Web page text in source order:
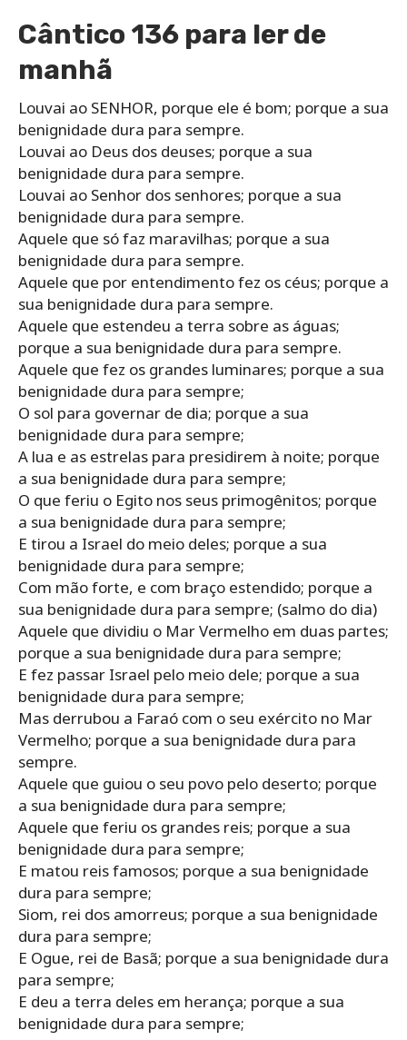
Cântico 136 para ler de
manhã
Louvai ao SENHOR, porque ele é bom; porque a sua
benignidade dura para sempre.
Louvai ao Deus dos deuses; porque a sua
benignidade dura para sempre.
Louvai ao Senhor dos senhores; porque a sua
benignidade dura para sempre.
Aquele que só faz maravilhas; porque a sua
benignidade dura para sempre.
Aquele que por entendimento fez os céus; porque a
sua benignidade dura para sempre.
Aquele que estendeu a terra sobre as águas;
porque a sua benignidade dura para sempre.
Aquele que fez os grandes luminares; porque a sua
benignidade dura para sempre;
O sol para governar de dia; porque a sua
benignidade dura para sempre;
A lua e as estrelas para presidirem à noite; porque
a sua benignidade dura para sempre;
O que feriu o Egito nos seus primogênitos; porque
a sua benignidade dura para sempre;
E tirou a Israel do meio deles; porque a sua
benignidade dura para sempre;
Com mão forte, e com braço estendido; porque a
sua benignidade dura para sempre; (salmo do dia)
Aquele que dividiu o Mar Vermelho em duas partes;
porque a sua benignidade dura para sempre;
E fez passar Israel pelo meio dele; porque a sua
benignidade dura para sempre;
Mas derrubou a Faraó com o seu exército no Mar
Vermelho; porque a sua benignidade dura para
sempre.
Aquele que guiou o seu povo pelo deserto; porque
a sua benignidade dura para sempre;
Aquele que feriu os grandes reis; porque a sua
benignidade dura para sempre;
E matou reis famosos; porque a sua benignidade
dura para sempre;
Siom, rei dos amorreus; porque a sua benignidade
dura para sempre;
E Ogue, rei de Basã; porque a sua benignidade dura
para sempre;
E deu a terra deles em herança; porque a sua
benignidade dura para sempre;